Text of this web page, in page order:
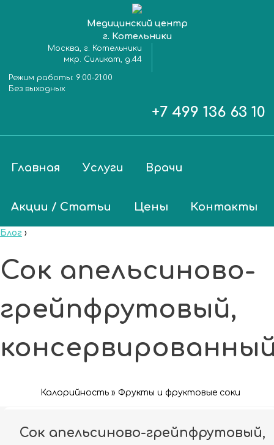
Медицинский центр
г. Котельники
Москва, г. Котельники
мкр. Силикат, д.44
Режим работы: 9:00-21:00
Без выходных
+7 499 136 63 10
Главная Услуги Врачи
Акции / Статьи Цены Контакты
Блог ›
Сок апельсиново-
грейпфрутовый,
Калорийность » Фрукты и фруктовые соки
Сок апельсиново-грейпфрутовый,